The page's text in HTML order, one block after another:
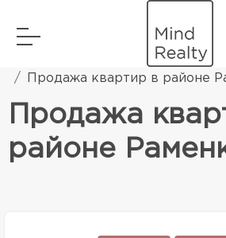
Элитная жилая
Продажа квартир в районе
Продажа
районе